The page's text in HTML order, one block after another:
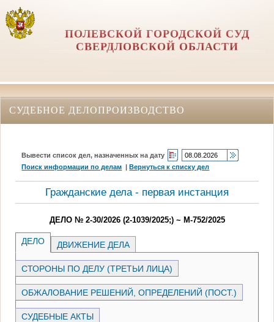
ПОЛЕВСКОЙ ГОРОДСКОЙ СУД
СВЕРДЛОВСКОЙ ОБЛАСТИ
СУДЕБНОЕ ДЕЛОПРОИЗВОДСТВО
Вывести список дел, назначенных на дату
Поиск информации по делам |Вернуться к списку дел
Гражданские дела - первая инстанция
ДЕЛО № 2-30/2026 (2-1039/2025;) ~ М-752/2025
ДЕЛО ДВИЖЕНИЕ ДЕЛА
СТОРОНЫ ПО ДЕЛУ (ТРЕТЬИ ЛИЦА)
ОБЖАЛОВАНИЕ РЕШЕНИЙ, ОПРЕДЕЛЕНИЙ (ПОСТ.)
СУДЕБНЫЕ АКТЫ